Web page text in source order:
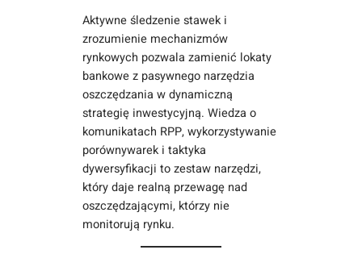
Aktywne śledzenie stawek i
zrozumienie mechanizmów
rynkowych pozwala zamienić lokaty
bankowe z pasywnego narzędzia
oszczędzania w dynamiczną
strategię inwestycyjną. Wiedza o
komunikatach RPP, wykorzystywanie
porównywarek i taktyka
dywersyfikacji to zestaw narzędzi,
który daje realną przewagę nad
oszczędzającymi, którzy nie
monitorują rynku.